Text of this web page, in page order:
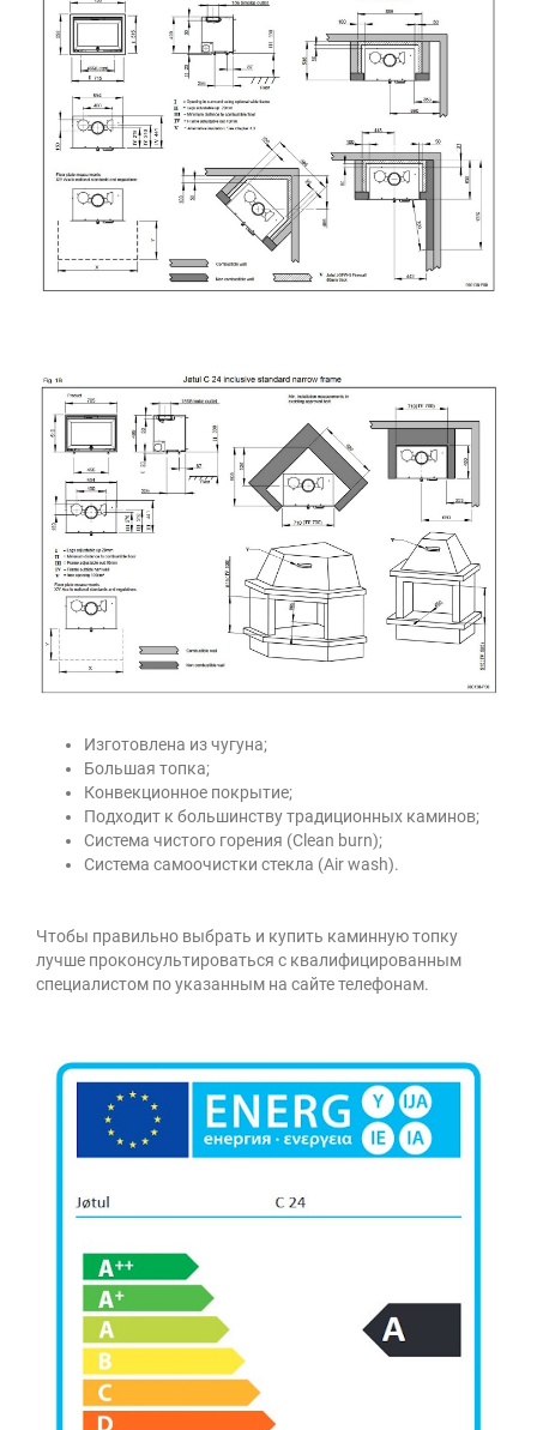
Изготовлена из чугуна;
Большая топка;
Конвекционное покрытие;
Подходит к большинству традиционных каминов;
Система чистого горения (Clean burn);
Система самоочистки стекла (Air wash).
Чтобы правильно выбрать и купить каминную топку
лучше проконсультироваться с квалифицированным
специалистом по указанным на сайте телефонам.